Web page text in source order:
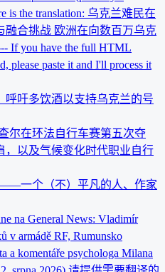
is the translation: 乌克兰难民在
融合挑战 欧洲在向数百万乌克
If you have the full HTML
please paste it and I'll process it
呼吁多饮酒以支持乌克兰的号
尔在环法自行车赛第五次夺
，以及气候变化时代职业自行
一个（不）平凡的人、作家
na General News: Vladimír
v armádě RF, Rumunsko
a komentáře psychologa Milana